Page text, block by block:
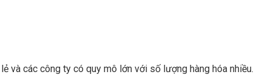
và các công ty có quy mô lớn với số lượng hàng hóa nhiều.